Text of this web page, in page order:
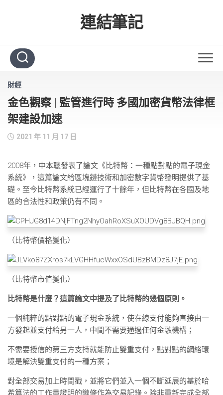
連結筆記
財經
金色觀察 | 監管進行時 多國加密貨幣法律框
架建設加速
2021 年 11 月 17 日
2008年，中本聰發表了論文《比特幣：一種點對點的電子現金
系統》，這篇論文給區塊鏈技術和加密數字貨幣發明提供了基
礎。至今比特幣系統已經運行了十餘年，但比特幣在各國及地
區的合法性和政策仍有不同。
（比特幣價格變化）
（比特幣市值變化）
比特幣是什麼？這篇論文中提及了比特幣的幾個原則。
一個純粹的點對點的電子現金系統，使在線支付能夠直接由一
方發起並支付給另一人，中間不需要通過任何金融機構；
不需要授信的第三方支持就能防止雙重支付，點對點的網絡環
境是解決雙重支付的一種方案；
對全部交易加上時間戳，並將它們並入一個不斷延展的基於哈
希算法的工作量證明的鏈條作為交易記錄。除非重新完成全部